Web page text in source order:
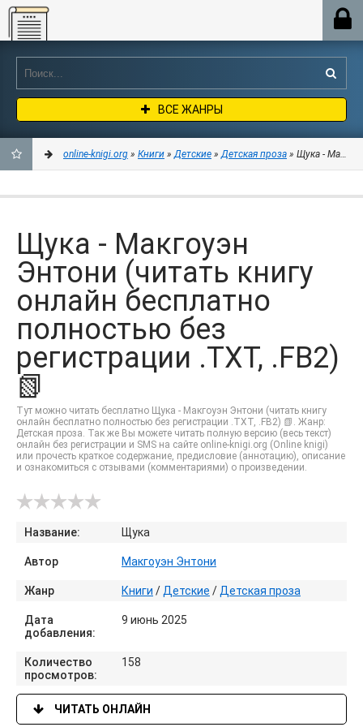
Online-knigi.org
ВСЕ ЖАНРЫ
ЗАКЛАДКИ
online-knigi.org » Книги »Детские »Детская проза » Щука -
Щука - Макгоуэн
Энтони (читать книгу
онлайн бесплатно
полностью без
регистрации .TXT, .FB2)
📗
Тут можно читать бесплатно Щука - Макгоуэн Энтони (читать книгу
онлайн бесплатно полностью без регистрации .TXT, .FB2) 📗. Жанр:
Детская проза. Так же Вы можете читать полную версию (весь текст)
онлайн без регистрации и SMS на сайте online-knigi.org (Online knigi)
или прочесть краткое содержание, предисловие (аннотацию), описание
и ознакомиться с отзывами (комментариями) о произведении.
Название: Щука
Автор Макгоуэн Энтони
Жанр Книги / Детские / Детская проза
Дата
добавления:
9 июнь 2025
Количество
просмотров:
158
ЧИТАТЬ ОНЛАЙН